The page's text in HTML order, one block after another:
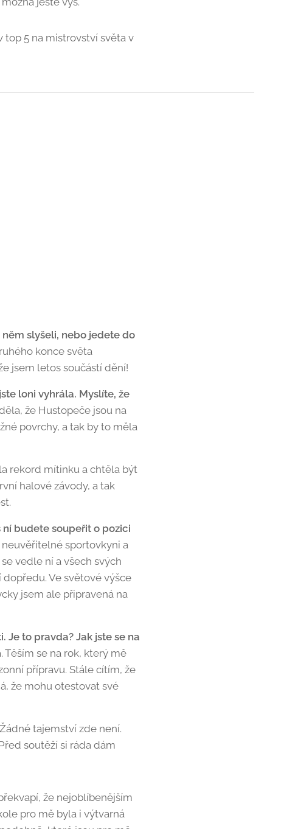
top 5 na mistrovství světa v
slyšeli, nebo jedete do
konce světa
jsem letos součástí dění!
loni vyhrála. Myslíte, že
že Hustopeče jsou na
povrchy, a tak by to měla
rekord mítinku a chtěla být
halové závody, a tak
ní budete soupeřit o pozici
sportovkyni a
vedle ní a všech svých
Ve světové výšce
jsem ale připravená na
Je to pravda? Jak jste se na
se na rok, který mě
přípravu. Stále cítím, že
že mohu otestovat své
Žádné tajemství zde není.
soutěží si ráda dám
že nejoblíbenějším
pro mě byla i výtvarná